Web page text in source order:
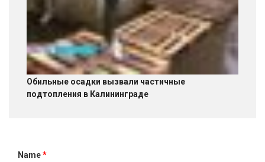
Обильные осадки вызвали частичные
подтопления в Калининграде
Name*